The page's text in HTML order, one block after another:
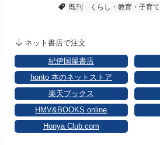
既刊 くらし・教育・子育て
ネット書店で注文
紀伊国屋書店
honto 本のネットストア
楽天ブックス
HMV&BOOKS online
Honya Club.com